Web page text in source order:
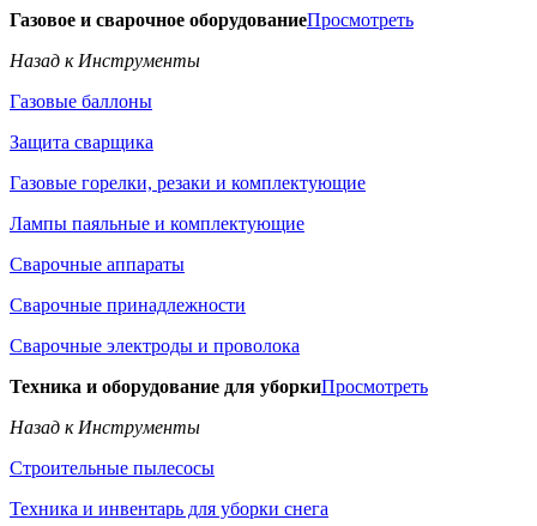
Газовое и сварочное оборудованиеПросмотреть
Назад к Инструменты
Газовые баллоны
Защита сварщика
Газовые горелки, резаки и комплектующие
Лампы паяльные и комплектующие
Сварочные аппараты
Сварочные принадлежности
Сварочные электроды и проволока
Техника и оборудование для уборкиПросмотреть
Назад к Инструменты
Строительные пылесосы
Техника и инвентарь для уборки снега